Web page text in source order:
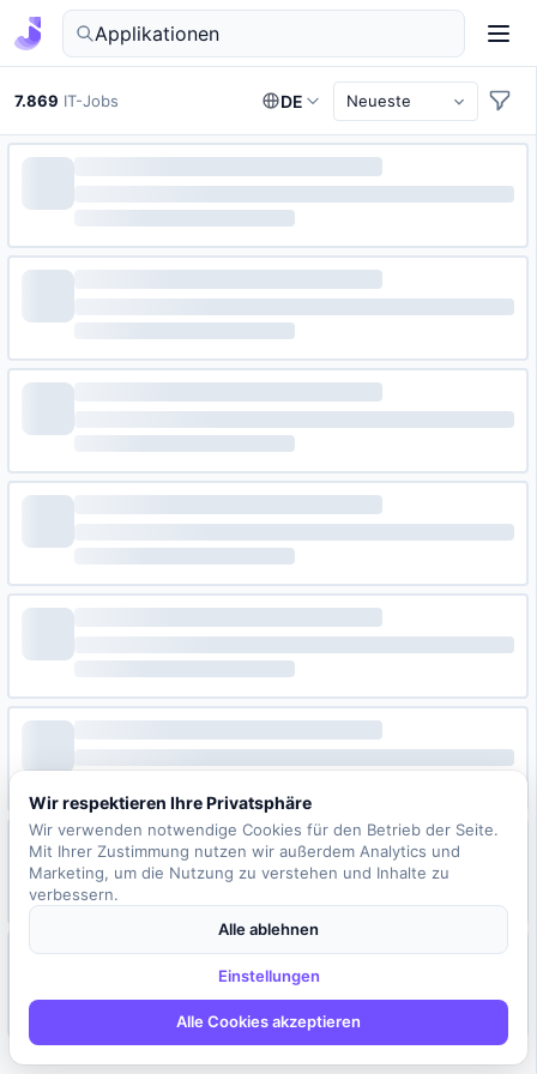
IT-Jobs in Deutschland finden
7.869 IT-Jobs DE
Wir respektieren Ihre Privatsphäre
Wir verwenden notwendige Cookies für den Betrieb der Seite.
Mit Ihrer Zustimmung nutzen wir außerdem Analytics und
Marketing, um die Nutzung zu verstehen und Inhalte zu
verbessern.
Alle ablehnen
Einstellungen
Alle Cookies akzeptieren